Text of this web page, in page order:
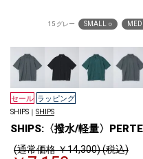
15 グレー SMALL ○
セール ラッピング
SHIPS｜ SHIPS
SHIPS:〈撥水/軽量〉
(通常価格 ￥14,300) (税込)